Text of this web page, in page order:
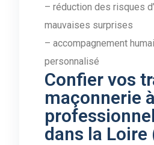
– réduction des risques
mauvaises surprises
– accompagnement
personnalisé
Confier vos
maçonnerie
dans la Loire